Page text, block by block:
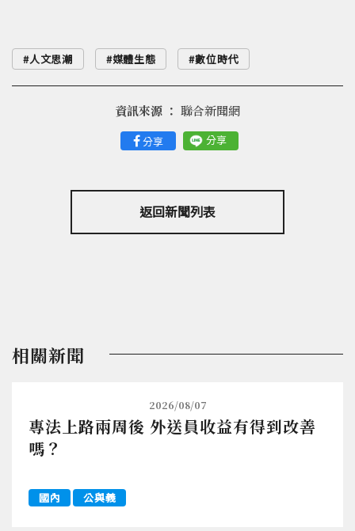
人文思潮 媒體生態 數位時代
分享 分享
資訊來源 ： 聯合新聞網
返回新聞列表
相關新聞
2026/08/07
專法上路兩周後 外送員收益有得到改善
嗎？
國內 公與義